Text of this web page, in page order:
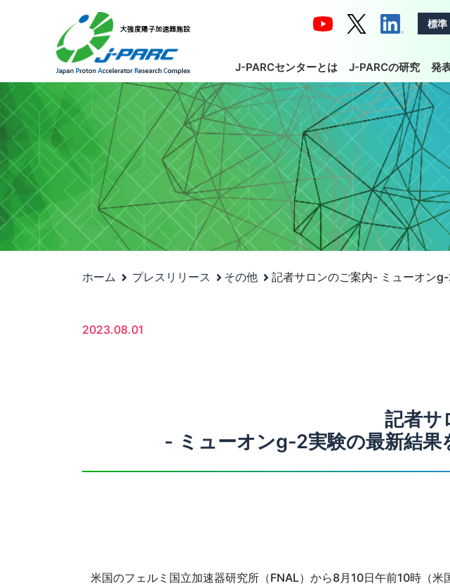
標準
J-PARCセンターとは J-PARCの研究 発
ホーム プレスリリース その他 記者サロンのご案内- ミューオン
2023.08.01
記者サ
- ミューオンg-2実験の最新結果
米国のフェルミ国立加速器研究所（FNAL）から8月10日午前10時（